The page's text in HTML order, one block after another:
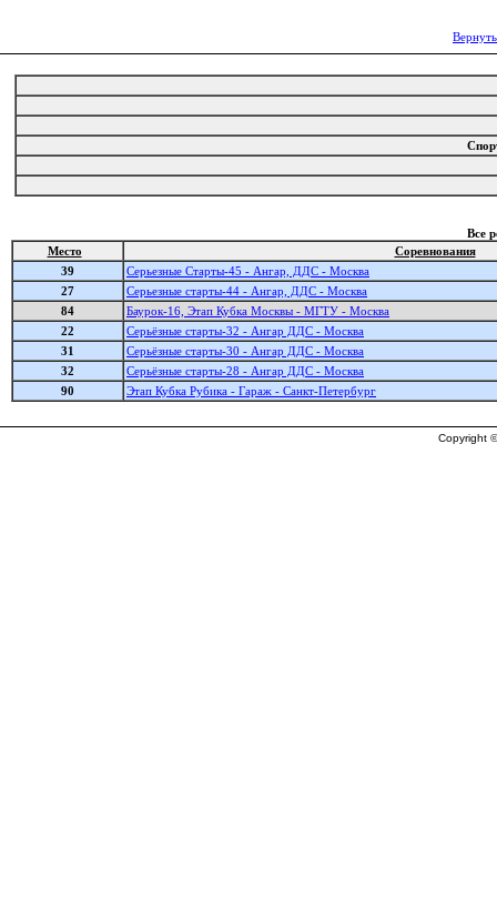
Все
Место
Соревнования
39
Серьезные Старты-45 - Ангар, ДДС - Москва
27
Серьезные старты-44 - Ангар, ДДС - Москва
84
Баурок-16, Этап Кубка Москвы - МГТУ - Москва
22
Серьёзные старты-32 - Ангар ДДС - Москва
31
Серьёзные старты-30 - Ангар ДДС - Москва
32
Серьёзные старты-28 - Ангар ДДС - Москва
90
Этап Кубка Рубика - Гараж - Санкт-Петербург
Copyright